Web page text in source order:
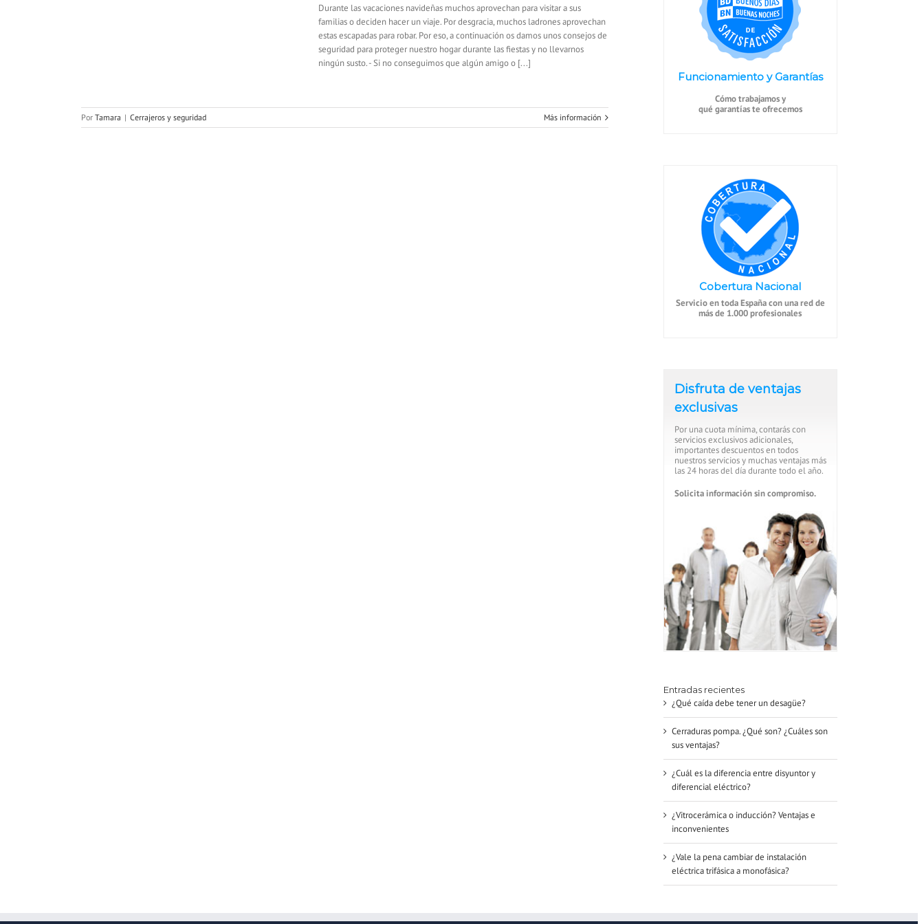
Durante las vacaciones navideñas muchos aprovechan para visitar a sus
familias o deciden hacer un viaje. Por desgracia, muchos ladrones aprovechan
estas escapadas para robar. Por eso, a continuación os damos unos consejos de
seguridad para proteger nuestro hogar durante las fiestas y no llevarnos
ningún susto. - Si no conseguimos que algún amigo o [...]
Por Tamara | Cerrajeros y seguridad Más información
Funcionamiento y Garantías
Cómo trabajamos y
qué garantías te ofrecemos
Cobertura Nacional
Servicio en toda España con una red de
más de 1.000 profesionales
Disfruta de ventajas
exclusivas
Por una cuota mínima, contarás con
servicios exclusivos adicionales,
importantes descuentos en todos
nuestros servicios y muchas ventajas más
las 24 horas del día durante todo el año.
Solicita información sin compromiso.
Entradas recientes
¿Qué caída debe tener un desagüe?
Cerraduras pompa. ¿Qué son? ¿Cuáles son
sus ventajas?
¿Cuál es la diferencia entre disyuntor y
diferencial eléctrico?
¿Vitrocerámica o inducción? Ventajas e
inconvenientes
¿Vale la pena cambiar de instalación
eléctrica trifásica a monofásica?